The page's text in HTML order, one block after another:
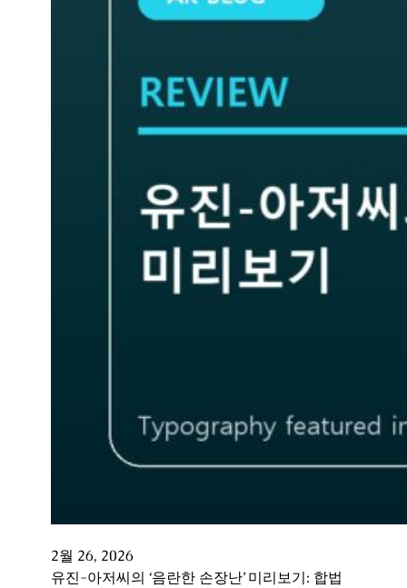
2월 26, 2026
유진-아저씨의 ‘음란한 손장난’ 미리보기: 합법